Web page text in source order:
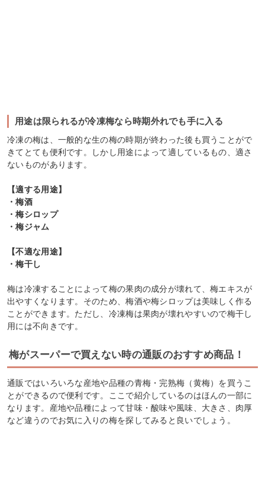
用途は限られるが冷凍梅なら時期外れでも手に入る
冷凍の梅は、一般的な生の梅の時期が終わった後も買うことがで
きてとても便利です。しかし用途によって適しているもの、適さ
ないものがあります。
【適する用途】
・梅酒
・梅シロップ
・梅ジャム
【不適な用途】
・梅干し
梅は冷凍することによって梅の果肉の成分が壊れて、梅エキスが
出やすくなります。そのため、梅酒や梅シロップは美味しく作る
ことができます。ただし、冷凍梅は果肉が壊れやすいので梅干し
用には不向きです。
梅がスーパーで買えない時の通販のおすすめ商品！
通販ではいろいろな産地や品種の青梅・完熟梅（黄梅）を買うこ
とができるので便利です。ここで紹介しているのはほんの一部に
なります。産地や品種によって甘味・酸味や風味、大きさ、肉厚
など違うのでお気に入りの梅を探してみると良いでしょう。